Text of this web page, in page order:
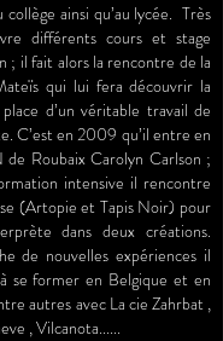
collège ainsi qu’au lycée. Très
différents cours et stage
; il fait alors la rencontre de la
qui lui fera découvrir la
d’un véritable travail de
C’est en 2009 qu’il entre en
Roubaix Carolyn Carlson ;
intensive il rencontre
(Artopie et Tapis Noir) pour
dans deux créations.
de nouvelles expériences il
se former en Belgique et en
autres avec La cie Zahrbat ,
, Vilcanota......